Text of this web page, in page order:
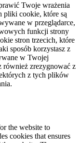
Twoje wrażenia
pliki cookie, które są
w przeglądarce,
funkcji strony
stron trzecich, które
sposób korzystasz z
w Twojej
również zrezygnować z
z tych plików
the website to
cookies that ensures